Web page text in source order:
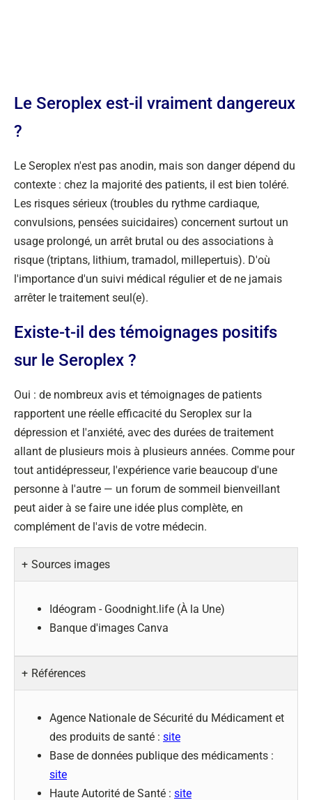
Le Seroplex est-il vraiment dangereux
?
Le Seroplex n'est pas anodin, mais son danger dépend du
contexte : chez la majorité des patients, il est bien toléré.
Les risques sérieux (troubles du rythme cardiaque,
convulsions, pensées suicidaires) concernent surtout un
usage prolongé, un arrêt brutal ou des associations à
risque (triptans, lithium, tramadol, millepertuis). D'où
l'importance d'un suivi médical régulier et de ne jamais
arrêter le traitement seul(e).
Existe-t-il des témoignages positifs
sur le Seroplex ?
Oui : de nombreux avis et témoignages de patients
rapportent une réelle efficacité du Seroplex sur la
dépression et l'anxiété, avec des durées de traitement
allant de plusieurs mois à plusieurs années. Comme pour
tout antidépresseur, l'expérience varie beaucoup d'une
personne à l'autre — un forum de sommeil bienveillant
peut aider à se faire une idée plus complète, en
complément de l'avis de votre médecin.
Sources images
Idéogram - Goodnight.life (À la Une)
Banque d'images Canva
Références
Agence Nationale de Sécurité du Médicament et
des produits de santé : site
Base de données publique des médicaments :
site
Haute Autorité de Santé : site